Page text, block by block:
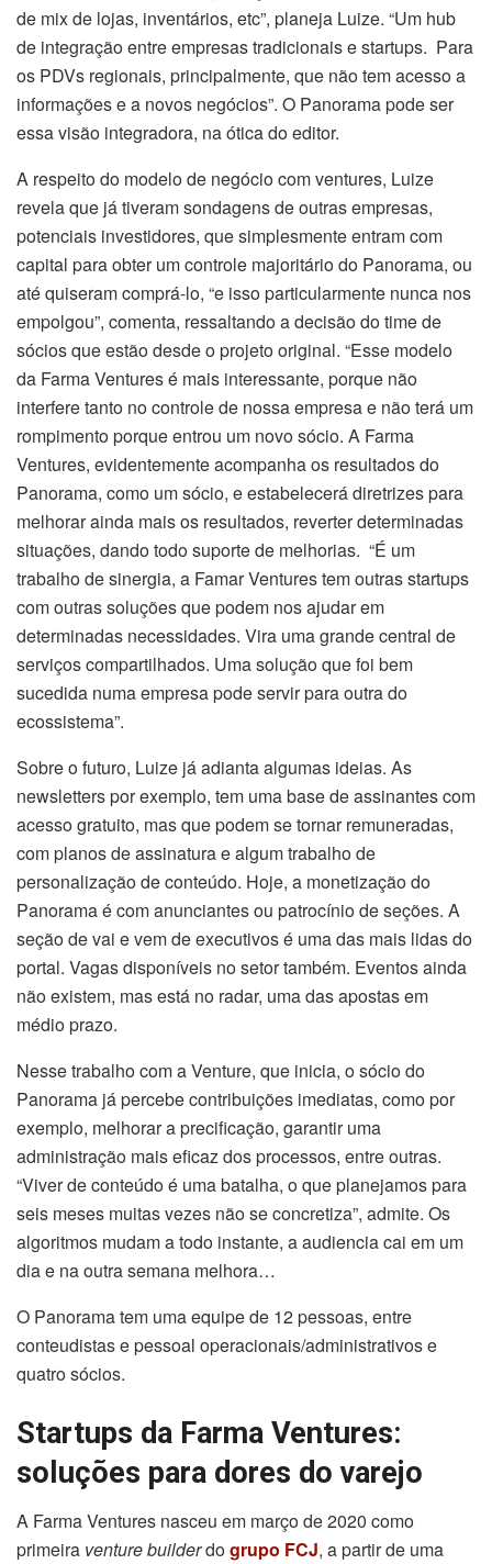
de mix de lojas, inventários, etc”, planeja Luize. “Um hub
de integração entre empresas tradicionais e startups. Para
os PDVs regionais, principalmente, que não tem acesso a
informações e a novos negócios”. O Panorama pode ser
essa visão integradora, na ótica do editor.
A respeito do modelo de negócio com ventures, Luize
revela que já tiveram sondagens de outras empresas,
potenciais investidores, que simplesmente entram com
capital para obter um controle majoritário do Panorama, ou
até quiseram comprá-lo, “e isso particularmente nunca nos
empolgou”, comenta, ressaltando a decisão do time de
sócios que estão desde o projeto original. “Esse modelo
da Farma Ventures é mais interessante, porque não
interfere tanto no controle de nossa empresa e não terá um
rompimento porque entrou um novo sócio. A Farma
Ventures, evidentemente acompanha os resultados do
Panorama, como um sócio, e estabelecerá diretrizes para
melhorar ainda mais os resultados, reverter determinadas
situações, dando todo suporte de melhorias. “É um
trabalho de sinergia, a Famar Ventures tem outras startups
com outras soluções que podem nos ajudar em
determinadas necessidades. Vira uma grande central de
serviços compartilhados. Uma solução que foi bem
sucedida numa empresa pode servir para outra do
ecossistema”.
Sobre o futuro, Luize já adianta algumas ideias. As
newsletters por exemplo, tem uma base de assinantes com
acesso gratuito, mas que podem se tornar remuneradas,
com planos de assinatura e algum trabalho de
personalização de conteúdo. Hoje, a monetização do
Panorama é com anunciantes ou patrocínio de seções. A
seção de vai e vem de executivos é uma das mais lidas do
portal. Vagas disponíveis no setor também. Eventos ainda
não existem, mas está no radar, uma das apostas em
médio prazo.
Nesse trabalho com a Venture, que inicia, o sócio do
Panorama já percebe contribuições imediatas, como por
exemplo, melhorar a precificação, garantir uma
administração mais eficaz dos processos, entre outras.
“Viver de conteúdo é uma batalha, o que planejamos para
seis meses muitas vezes não se concretiza”, admite. Os
algoritmos mudam a todo instante, a audiencia cai em um
dia e na outra semana melhora…
O Panorama tem uma equipe de 12 pessoas, entre
conteudistas e pessoal operacionais/administrativos e
quatro sócios.
Startups da Farma Ventures:
soluções para dores do varejo
A Farma Ventures nasceu em março de 2020 como
primeira venture builderdogrupo FCJ, a partir de uma